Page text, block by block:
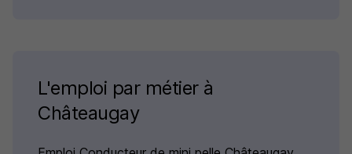
L'emploi par métier à
Châteaugay